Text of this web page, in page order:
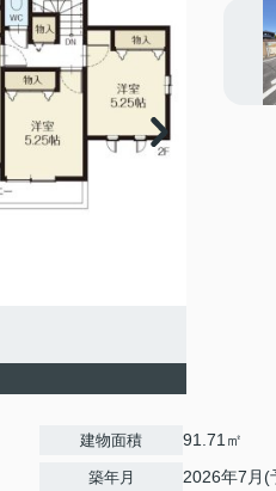
建物面積 91.71㎡
築年月 2026年7月(